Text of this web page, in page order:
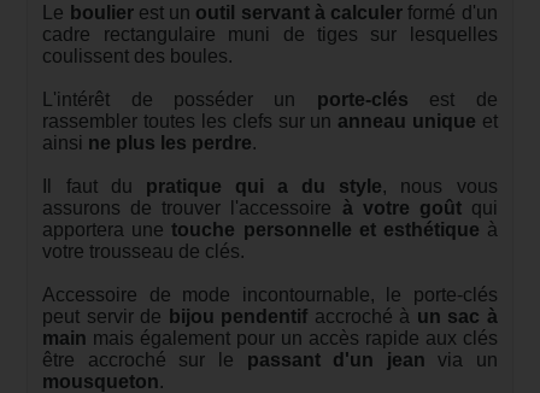
Le boulierest un outil servant à calculerformé d'un
cadre rectangulaire muni de tiges sur lesquelles
coulissent des boules.
L'intérêt de posséder un porte-clés est de
rassembler toutes les clefs sur un anneau unique et
ainsi ne plus les perdre.
Il faut du pratique qui a du style, nous vous
assurons de trouver l'accessoire à votre goûtqui
apportera unetouche personnelle et esthétique à
votre trousseau de clés.
Accessoire de mode incontournable, le porte-clés
peut servir de bijou pendentif accroché à un sac à
main mais également pour un accès rapide aux clés
être accroché sur le passant d'un jean via un
mousqueton.